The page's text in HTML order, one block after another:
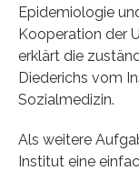
Epidemiologie
Kooperation der
erklärt die
Diederichs vom
Sozialmedizin.
Als weitere
Institut eine